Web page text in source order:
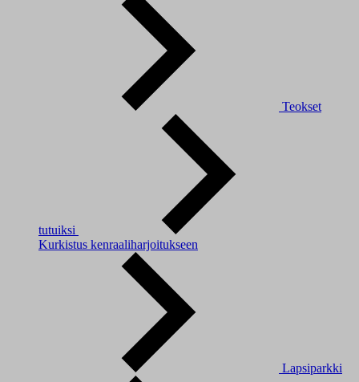
Teokset
tutuiksi
Kurkistus kenraaliharjoitukseen
Lapsiparkki